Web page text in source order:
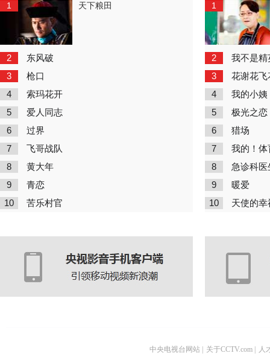
1 天下粮田
2 东风破
3 枪口
4 索玛花开
5 爱人同志
6 过界
7 飞哥战队
8 黄大年
9 青恋
10 苦乐村官
1
2 我不是精
3 花谢花飞
4 我的小姨
5 极光之恋
6 猎场
7 我的！体
8 急诊科医
9 暖爱
10 天使的幸
中央电视台网站 关于CCTV.com 人